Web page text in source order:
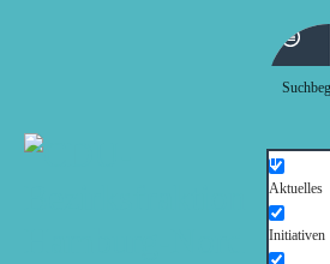
Aktuelles
Initiativen
AKTUELLES